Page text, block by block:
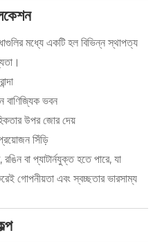
মধ্যে একটি হল বিভিন্ন স্থাপত্য
ভবন
উপর জোর দেয়
সিঁড়ি
বা প্যাটার্নযুক্ত হতে পারে, যা
গোপনীয়তা এবং স্বচ্ছতার ভারসাম্য